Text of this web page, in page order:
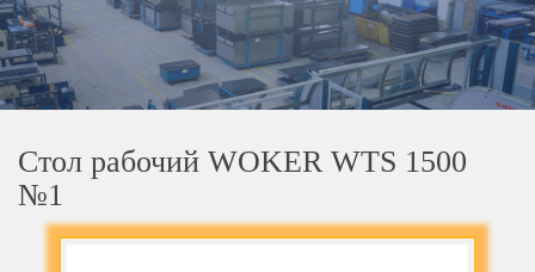
Стол рабочий WOKER WTS 1500
№1